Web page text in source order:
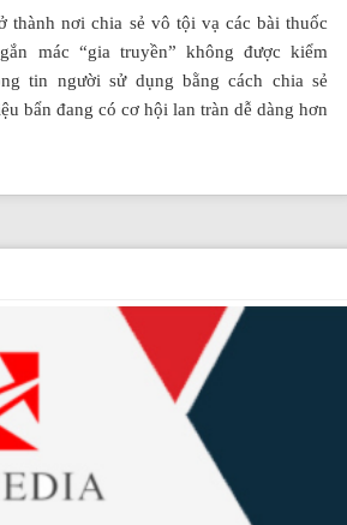
thành nơi chia sẻ vô tội vạ các bài thuốc
mác “gia truyền” không được kiểm
tin người sử dụng bằng cách chia sẻ
bẩn đang có cơ hội lan tràn dễ dàng hơn